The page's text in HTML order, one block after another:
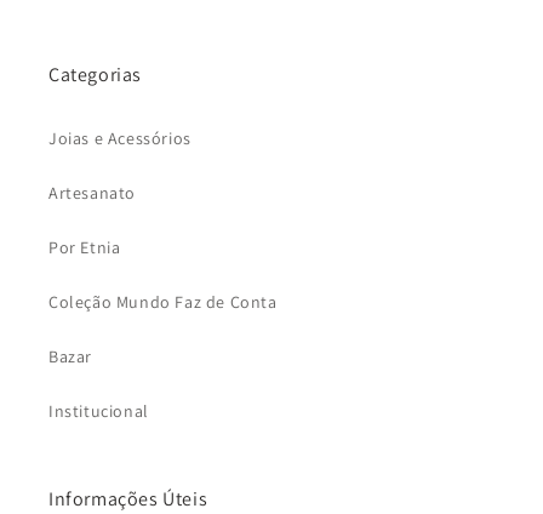
Categorias
Joias e Acessórios
Artesanato
Por Etnia
Coleção Mundo Faz de Conta
Bazar
Institucional
Informações Úteis